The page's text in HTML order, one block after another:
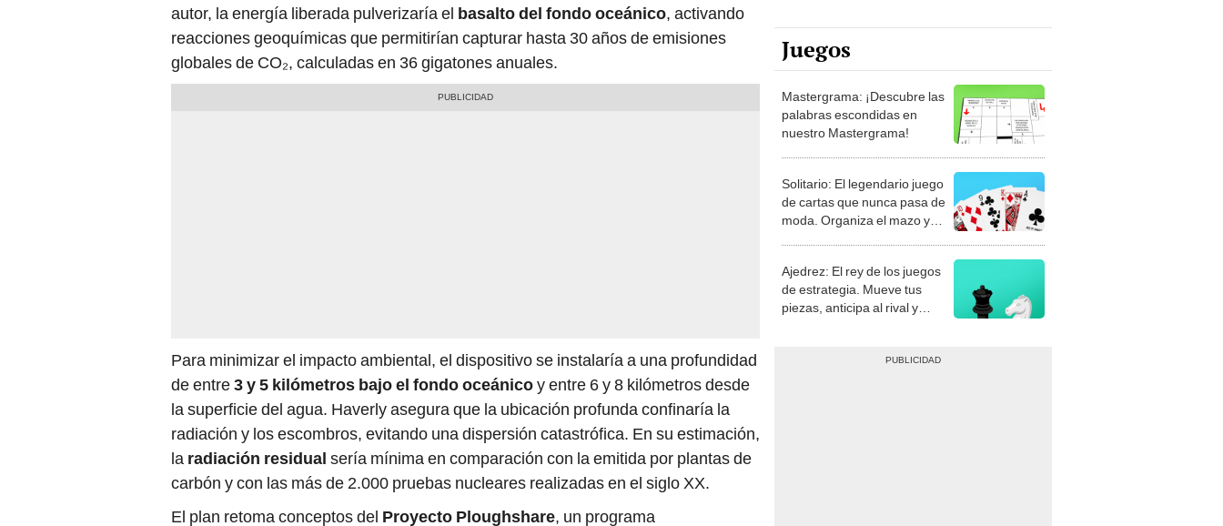
autor, la energía liberada pulverizaría el basalto del fondo oceánico, activando
reacciones geoquímicas que permitirían capturar hasta 30 años de emisiones
globales de CO₂, calculadas en 36 gigatones anuales.
Para minimizar el impacto ambiental, el dispositivo se instalaría a una profundidad
de entre3 y 5 kilómetros bajo el fondo oceánicoy entre 6 y 8 kilómetros desde
la superficie del agua. Haverly asegura que la ubicación profunda confinaría la
radiación y los escombros, evitando una dispersión catastrófica. En su estimación,
la radiación residual sería mínima en comparación con la emitida por plantas de
carbón y con las más de 2.000 pruebas nucleares realizadas en el siglo XX.
El plan retoma conceptos del Proyecto Ploughshare, un programa
Juegos
Mastergrama: ¡Descubre las
palabras escondidas en
nuestro Mastergrama!
Solitario: El legendario juego
de cartas que nunca pasa de
moda. Organiza el mazo y
Ajedrez: El rey de los juegos
de estrategia. Mueve tus
piezas, anticipa al rival y